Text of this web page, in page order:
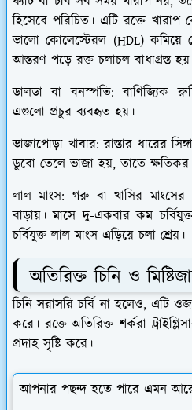
হিসেবে পরিচিত। এটি রক্তে
ভালো কোলেস্টেরল (HDL) কমিয়ে
আস্তরণ পড়ে রক্ত চলাচল বাধাগ্রস্ত
​ডালডা বা বনস্পতি: বাণিজ্যিক
এগুলো প্রচুর ব্যবহৃত হয়।
​ভাজাপোড়া খাবার: রাস্তার ধারের
ডুবো তেলে ভাজা হয়, তাতে ক্ষতিকর
​লাল মাংস: গরু বা খাসির
বাড়ায়। মাসে দু-একবার কম
চর্বিযুক্ত লাল মাংস এড়িয়ে চলা শ্রেয়।
​অতিরিক্ত চিনি ও
​চিনি সরাসরি চর্বি না হলেও, এটি
করে। রক্তে অতিরিক্ত শর্করা
প্রদাহ সৃষ্টি করে।
আপনার পছন্দ হতে পারে এমন